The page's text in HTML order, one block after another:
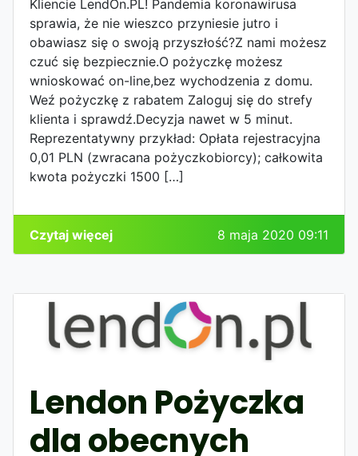
Kliencie LendOn.PL! Pandemia koronawirusa
sprawia, że nie wieszco przyniesie jutro i
obawiasz się o swoją przyszłość?Z nami możesz
czuć się bezpiecznie.O pożyczkę możesz
wnioskować on-line,bez wychodzenia z domu.
Weź pożyczkę z rabatem Zaloguj się do strefy
klienta i sprawdź.Decyzja nawet w 5 minut.
Reprezentatywny przykład: Opłata rejestracyjna
0,01 PLN (zwracana pożyczkobiorcy); całkowita
kwota pożyczki 1500 […]
Czytaj więcej 8 maja 2020 09:11
Lendon Pożyczka
dla obecnych